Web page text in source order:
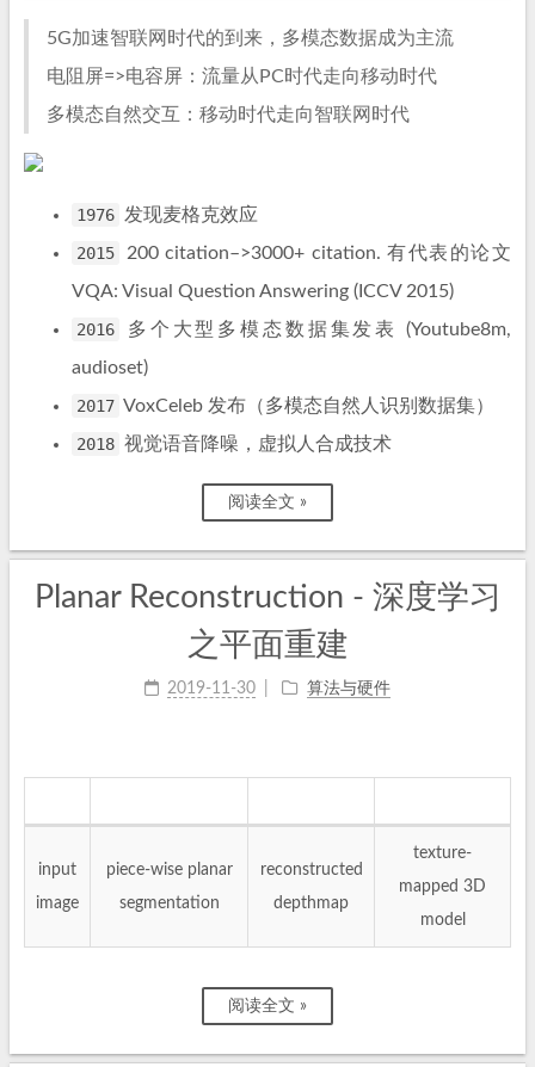
5G加速智联网时代的到来，多模态数据成为主流
电阻屏=>电容屏：流量从PC时代走向移动时代
多模态自然交互：移动时代走向智联网时代
1976 发现麦格克效应
2015
200 citation–>3000+ citation. 有代表的论文
VQA: Visual Question Answering (ICCV 2015)
2016
多个大型多模态数据集发表 (Youtube8m,
audioset)
2017 VoxCeleb 发布（多模态自然人识别数据集）
2018 视觉语音降噪，虚拟人合成技术
阅读全文 »
Planar Reconstruction - 深度学习
之平面重建
2019-11-30 算法与硬件
input
image
piece-wise planar
segmentation
reconstructed
depthmap
texture-
mapped 3D
model
阅读全文 »